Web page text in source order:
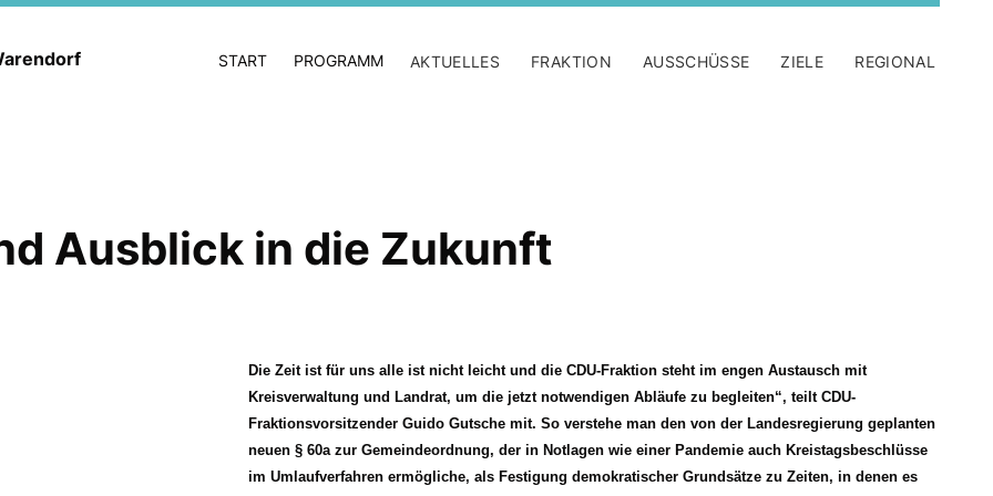
START PROGRAMM AKTUELLES FRAKTION AUSSCHÜSSE ZIELE REGIONAL
Ausblick in die Zukunft
Die Zeit ist für uns alle ist nicht leicht und die CDU-Fraktion steht im engen Austausch mit
Kreisverwaltung und Landrat, um die jetzt notwendigen Abläufe zu begleiten“, teilt CDU-
Fraktionsvorsitzender Guido Gutsche mit. So verstehe man den von der Landesregierung geplanten
neuen § 60a zur Gemeindeordnung, der in Notlagen wie einer Pandemie auch Kreistagsbeschlüsse
im Umlaufverfahren ermögliche, als Festigung demokratischer Grundsätze zu Zeiten, in denen es